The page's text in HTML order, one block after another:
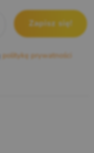
E-mail*
politykę prywatności